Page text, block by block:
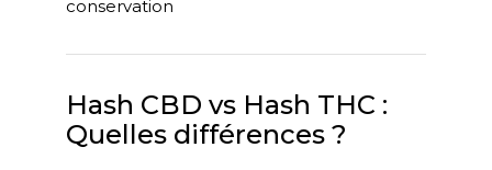
conservation
Hash CBD vs Hash THC :
Quelles différences ?